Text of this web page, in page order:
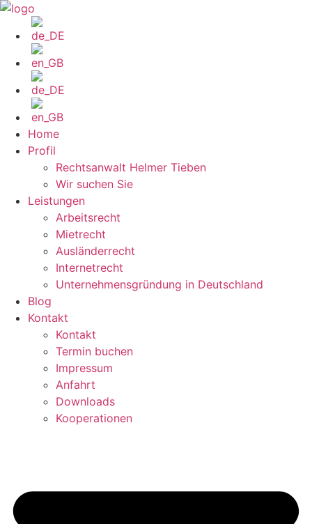
Zum
wechseln
Home
Profil
Rechtsanwalt Helmer Tieben
Wir suchen Sie
Leistungen
Arbeitsrecht
Mietrecht
Ausländerrecht
Internetrecht
Unternehmensgründung in Deutschland
Blog
Kontakt
Kontakt
Termin buchen
Impressum
Anfahrt
Downloads
Kooperationen